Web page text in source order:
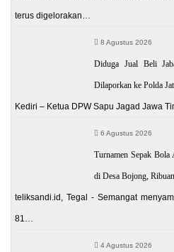
terus digelorakan…
8 Agustus 2026
Diduga Jual Beli
Dilaporkan ke Polda
Kediri – Ketua DPW Sapu Jagad Jawa
6 Agustus 2026
Turnamen Sepak
di Desa Bojong,
teliksandi.id, Tegal - Semangat
81…
4 Agustus 2026